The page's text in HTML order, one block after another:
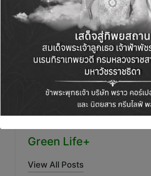
บริการ เพื่อตอบโจทย์ทุกรูปแบบใน
ส่งมอบสังคมคุณภาพและความสุขอ
BEST SMART LIVING”นายรณฤท
Green Life+
View All Posts